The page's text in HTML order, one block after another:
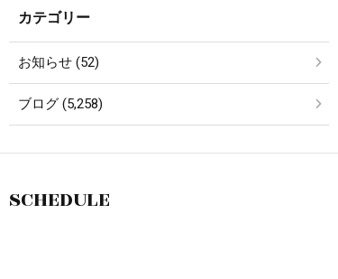
カテゴリー
お知らせ (52)
ブログ (5,258)
SCHEDULE